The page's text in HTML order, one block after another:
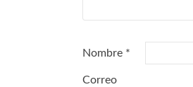
Nombre *
Correo